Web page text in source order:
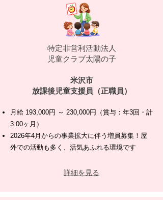
特定非営利活動法人
児童クラブ太陽の子
米沢市
放課後児童支援員（正職員）
月給 193,000円 ～ 230,000円（賞与：年3回・計
3.00ヶ月）
2026年4月からの事業拡大に伴う増員募集！屋
外での活動も多く、活気あふれる環境です
詳細を見る